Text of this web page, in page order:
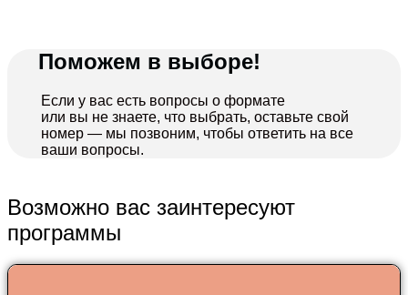
Поможем в выборе!
Если у вас есть вопросы о формате
или вы не знаете, что выбрать, оставьте свой
номер — мы позвоним, чтобы ответить на все
ваши вопросы.
Возможно вас заинтересуют
программы